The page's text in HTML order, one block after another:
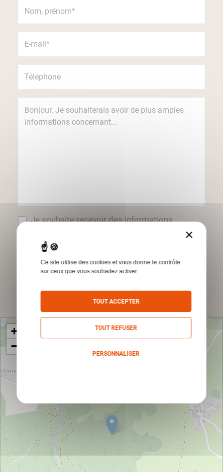
Je souhaite recevoir des informations
concernant les produits et services Humbert
par e-mail.
*Champs obligatoires
Envoyer
+
−
×
Ce site utilise des cookies et vous donne le contrôle
sur ceux que vous souhaitez activer
TOUT ACCEPTER
TOUT REFUSER
PERSONNALISER